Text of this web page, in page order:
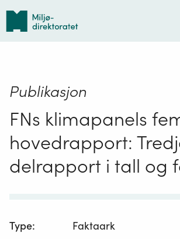
Tilbake
forsiden
Publikasjon
FNs klimapanels
hovedrapport:
delrapport i tall og
Type:
Faktaark